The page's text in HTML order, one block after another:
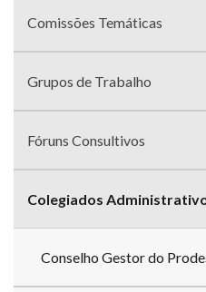
Comissões Temáticas
Grupos de Trabalho
Fóruns Consultivos
Colegiados
Conselho Gestor do